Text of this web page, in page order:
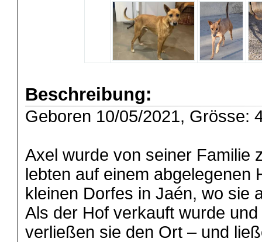
Beschreibung:
Geboren 10/05/2021, Grösse:
Axel wurde von seiner Familie
lebten auf einem abgelegenen
kleinen Dorfes in Jaén, wo sie
Als der Hof verkauft wurde
verließen sie den Ort – und